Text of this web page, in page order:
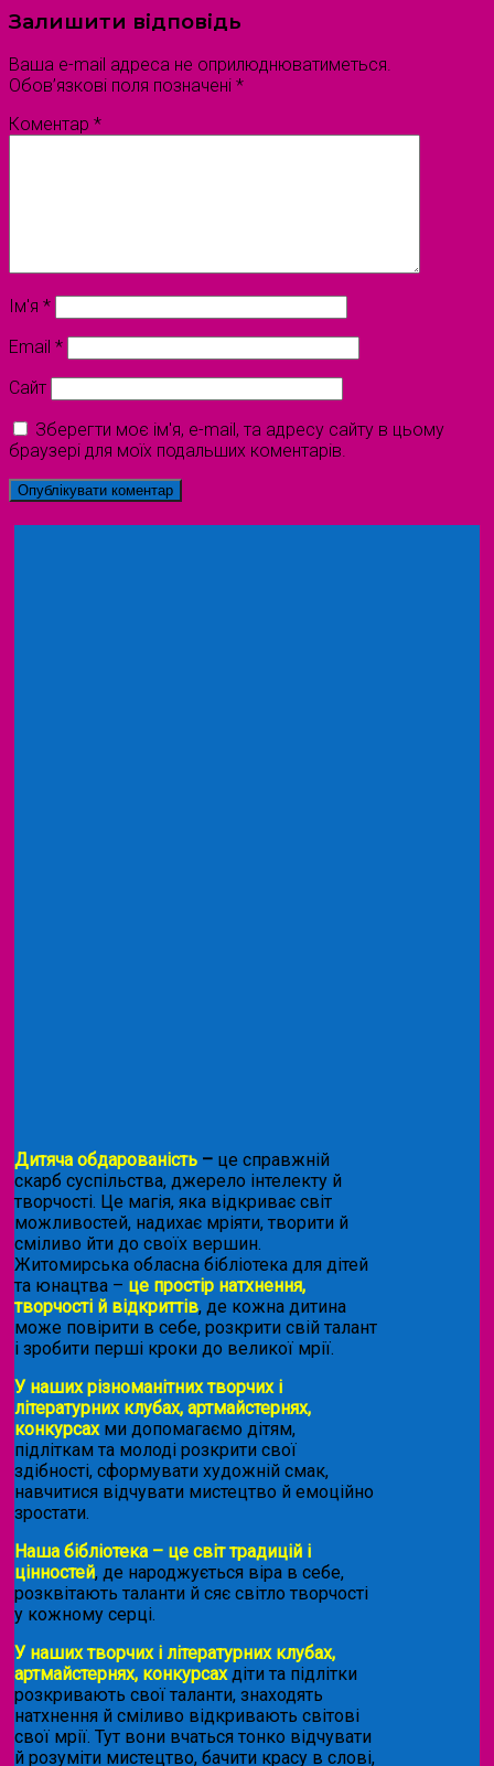
Залишити відповідь
Ваша e-mail адреса не оприлюднюватиметься.
Обов’язкові поля позначені *
Коментар *
Ім'я *
Email *
Сайт
Зберегти моє ім'я, e-mail, та адресу сайту в цьому
браузері для моїх подальших коментарів.
Дитяча обдарованість – це справжній
скарб суспільства, джерело інтелекту й
творчості. Це магія, яка відкриває світ
можливостей, надихає мріяти, творити й
сміливо йти до своїх вершин.
Житомирська обласна бібліотека для дітей
та юнацтва – це простір натхнення,
творчості й відкриттів, де кожна дитина
може повірити в себе, розкрити свій талант
і зробити перші кроки до великої мрії.
У наших різноманітних творчих і
літературних клубах, артмайстернях,
конкурсахми допомагаємо дітям,
підліткам та молоді розкрити свої
здібності, сформувати художній смак,
навчитися відчувати мистецтво й емоційно
зростати.
Наша бібліотека – це світ традицій і
цінностей, де народжується віра в себе,
розквітають таланти й сяє світло творчості
у кожному серці.
У наших творчих і літературних клубах,
артмайстернях, конкурсахдіти та підлітки
розкривають свої таланти, знаходять
натхнення й сміливо відкривають світові
свої мрії. Тут вони вчаться тонко відчувати
й розуміти мистецтво, бачити красу в слові,